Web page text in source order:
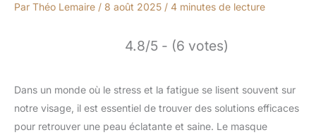
Par Théo Lemaire / 8 août 2025 / 4 minutes de lecture
4.8/5 - (6 votes)
Dans un monde où le stress et la fatigue se lisent souvent sur
notre visage, il est essentiel de trouver des solutions efficaces
pour retrouver une peau éclatante et saine. Le masque